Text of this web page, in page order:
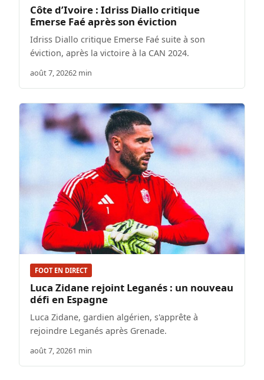
Côte d’Ivoire : Idriss Diallo critique
Emerse Faé après son éviction
Idriss Diallo critique Emerse Faé suite à son
éviction, après la victoire à la CAN 2024.
août 7, 20262 min
FOOT EN DIRECT
Luca Zidane rejoint Leganés : un nouveau
défi en Espagne
Luca Zidane, gardien algérien, s'apprête à
rejoindre Leganés après Grenade.
août 7, 20261 min